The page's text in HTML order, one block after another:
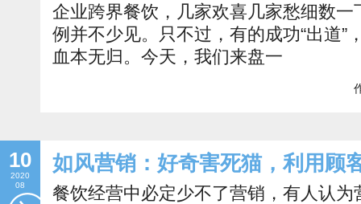
企业跨界餐饮，几家欢喜几家愁细数
例并不少见。只不过，有的成功“出道”
血本无归。今天，我们来盘一
10
2020
08
如风营销：好奇害死猫，利用顾
餐饮经营中必定少不了营销，有人认